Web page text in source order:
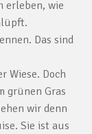
erleben, wie
Das sind
Wiese. Doch
grünen Gras
wir denn
Sie ist aus